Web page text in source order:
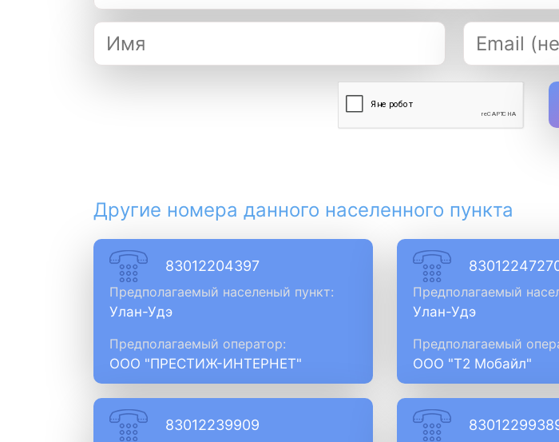
Другие номера данного населенного пункта
83012204397
Предполагаемый населеный пункт:
Улан-Удэ
Предполагаемый оператор:
ООО "ПРЕСТИЖ-ИНТЕРНЕТ"
Предполагаемый
Улан-Удэ
Предполагаемый
ООО "Т2 Мобайл"
83012239909